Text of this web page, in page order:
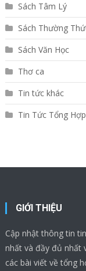
Sách Tâm Lý
Sách Thường
Sách Văn Học
Thơ ca
Tin tức khác
Tin Tức Tổng Hợp
GIỚI THIỆU
Cập nhật thông tin
nhất và đầy đủ nhất
các bài viết về tổng